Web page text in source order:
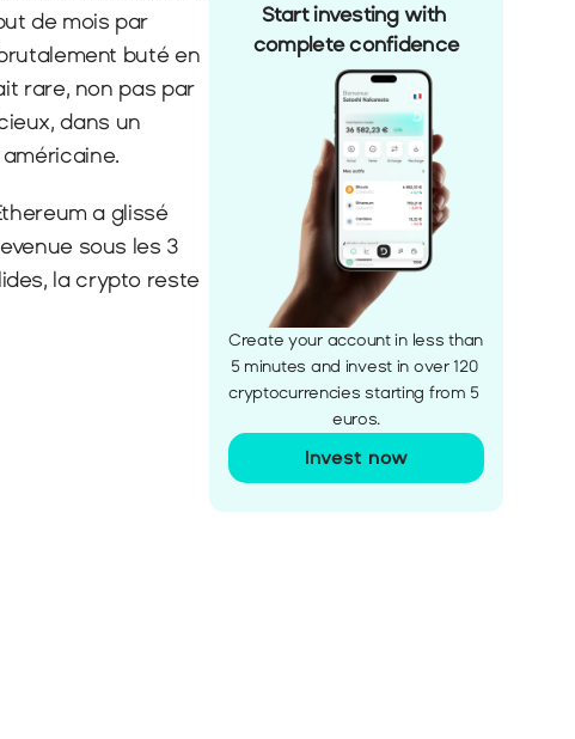
de mois par
buté en
rare, non pas par
dans un
a glissé
sous les 3
la crypto reste
Start investing with
complete confidence
Create your account in less than
5 minutes and invest in over 120
cryptocurrencies starting from 5
euros.
Invest now